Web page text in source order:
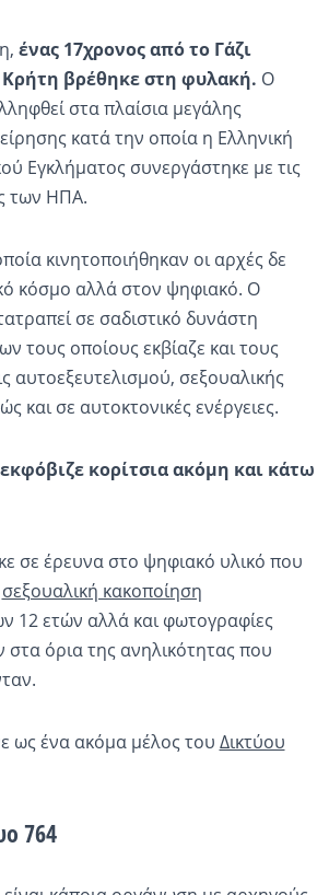
ένας 17χρονος από το Γάζι
βρέθηκε στη φυλακή. Ο
στα πλαίσια μεγάλης
κατά την οποία η Ελληνική
Εγκλήματος συνεργάστηκε με τις
των ΗΠΑ.
κινητοποιήθηκαν οι αρχές δε
κόσμο αλλά στον ψηφιακό. Ο
σε σαδιστικό δυνάστη
τους οποίους εκβίαζε και τους
αυτοεξευτελισμού, σεξουαλικής
και σε αυτοκτονικές ενέργειες.
εκφόβιζε κορίτσια ακόμη και κάτω
σε έρευνα στο ψηφιακό υλικό που
σεξουαλική κακοποίηση
12 ετών αλλά και φωτογραφίες
στα όρια της ανηλικότητας που
ως ένα ακόμα μέλος του Δικτύου
764